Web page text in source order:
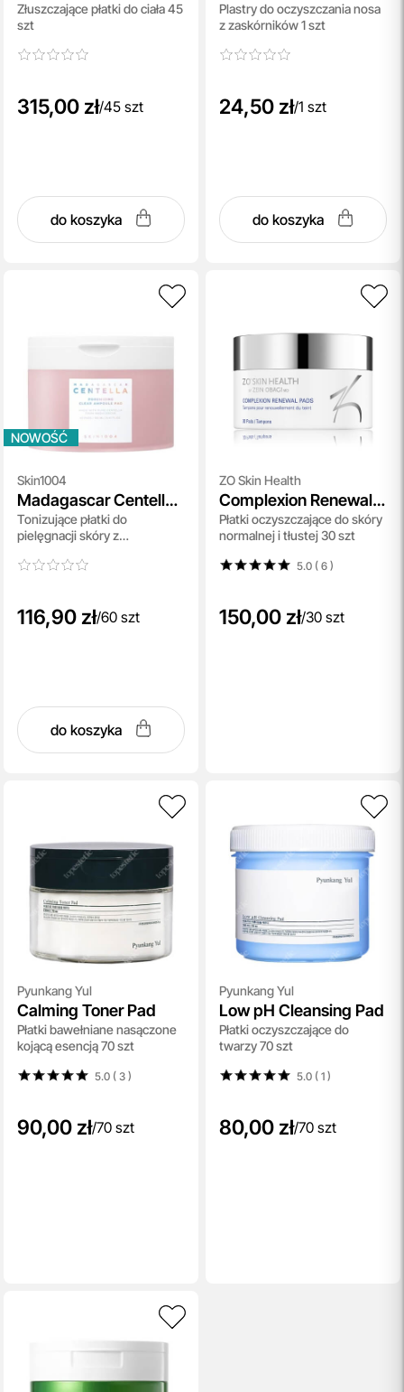
Pads
Złuszczające płatki do ciała 45
szt
315,00 zł/45 szt
do koszyka
Head 3 Step Kit Honey
Gold
Plastry do oczyszczania nosa
z zaskórników 1 szt
24,50 zł/1 szt
do koszyka
NOWOŚĆ
Skin1004
Madagascar Centella
Poremizing Clear
Ampoule Pad
Tonizujące płatki do
pielęgnacji skóry z
116,90 zł/60 szt
do koszyka
ZO Skin Health
Complexion Renewal
Pads
Płatki oczyszczające do skóry
normalnej i tłustej 30 szt
5.0 ( 6)
150,00 zł/30 szt
Pyunkang Yul
Calming Toner Pad
Płatki bawełniane nasączone
kojącą esencją 70 szt
5.0 ( 3)
90,00 zł/70 szt
Pyunkang Yul
Low pH Cleansing Pad
Płatki oczyszczające do
twarzy 70 szt
5.0 ( 1)
80,00 zł/70 szt